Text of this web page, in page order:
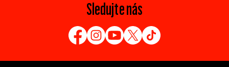
Sledujte nás